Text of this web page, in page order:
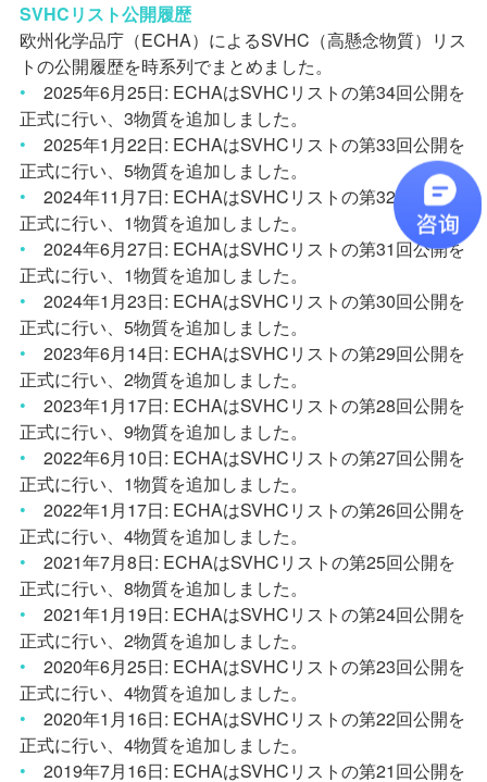
SVHCリスト公開履歴
欧州化学品庁（ECHA）によるSVHC （高懸念物質）リス
トの公開履歴を時系列でまとめました。
• 2025年6月25日: ECHAはSVHCリストの第34回公開を
正式に行い、 3物質を追加しました。
• 2025年1 月22日: ECHAはSVHCリストの第33回公開を
正式に行い、 5物質を追加しました。
•
2024年11 月7日: ECHAはSVHCリストの第32回公開を
正式に行い、 1物質を追加しました。
•
2024年6月27日: ECHAはSVHCリストの第31回公開を
正式に行い、 1物質を追加しました。
•
2024年1 月23日: ECHAはSVHCリストの第30回公開を
正式に行い、 5物質を追加しました。
•
2023年6月14日: ECHAはSVHCリストの第29回公開を
正式に行い、 2物質を追加しました。
•
2023年1 月17日: ECHAはSVHCリストの第28回公開を
正式に行い、 9物質を追加しました。
•
2022年6月10日: ECHAはSVHCリストの第27回公開を
正式に行い、 1物質を追加しました。
•
2022年1 月17日: ECHAはSVHCリストの第26回公開を
正式に行い、 4物質を追加しました。
• 2021年7月8日: ECHAはSVHCリストの第25回公開を
正式に行い、 8物質を追加しました。
• 2021年1 月19日: ECHAはSVHCリストの第24回公開を
正式に行い、 2物質を追加しました。
•
2020年6月25日: ECHAはSVHCリストの第23回公開を
正式に行い、 4物質を追加しました。
•
2020年1 月16日: ECHAはSVHCリストの第22回公開を
正式に行い、 4物質を追加しました。
• 2019年7月16日: ECHAはSVHCリストの第21回公開を